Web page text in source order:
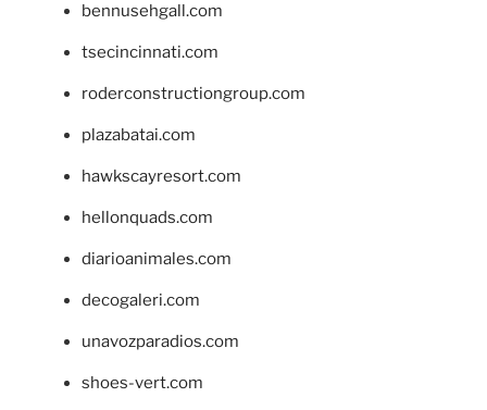
bennusehgall.com
tsecincinnati.com
roderconstructiongroup.com
plazabatai.com
hawkscayresort.com
hellonquads.com
diarioanimales.com
decogaleri.com
unavozparadios.com
shoes-vert.com